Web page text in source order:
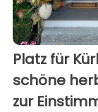
Platz für
schöne
zur